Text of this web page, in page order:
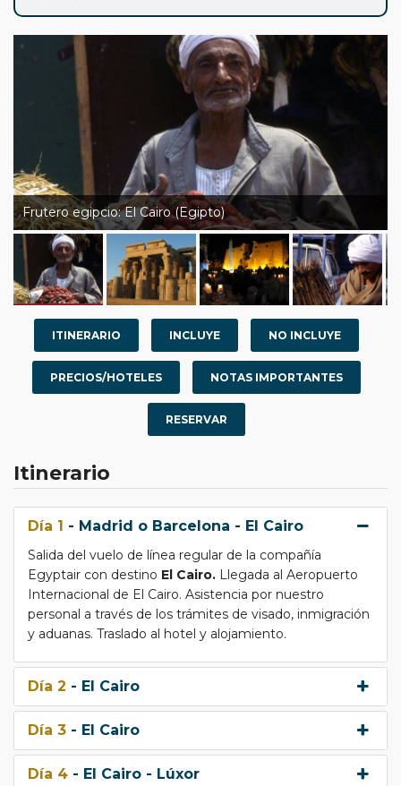
Frutero egipcio: El Cairo (Egipto)
ITINERARIO INCLUYE NO INCLUYE
PRECIOS/HOTELES NOTAS IMPORTANTES
RESERVAR
Itinerario
Día 1 - Madrid o Barcelona - El Cairo
Salida del vuelo de línea regular de la compañía
Egyptair con destino El Cairo. Llegada al Aeropuerto
Internacional de El Cairo. Asistencia por nuestro
personal a través de los trámites de visado, inmigración
y aduanas. Traslado al hotel y alojamiento.
Día 2 - El Cairo
Día 3 - El Cairo
Día 4 - El Cairo - Lúxor